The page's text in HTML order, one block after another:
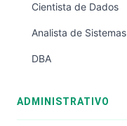
Cientista de Dados
Analista de Sistemas
DBA
ADMINISTRATIVO